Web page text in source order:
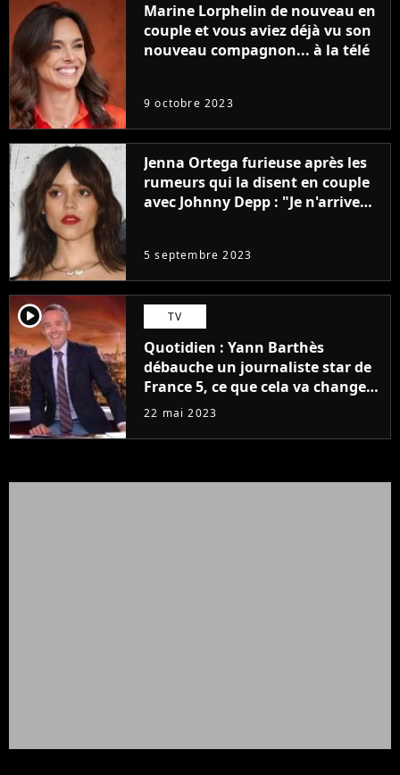
Marine Lorphelin de nouveau en
couple et vous aviez déjà vu son
nouveau compagnon... à la télé
9 octobre 2023
Jenna Ortega furieuse après les
rumeurs qui la disent en couple
avec Johnny Depp : "Je n'arrive
5 septembre 2023
player2 TV
Quotidien : Yann Barthès
débauche un journaliste star de
France 5, ce que cela va changer
à la rentrée
22 mai 2023